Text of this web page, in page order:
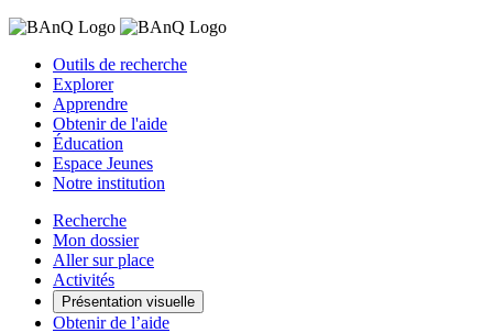
Outils de recherche
Explorer
Apprendre
Obtenir de l'aide
Éducation
Espace Jeunes
Notre institution
Recherche
Mon dossier
Aller sur place
Activités
Présentation visuelle
Obtenir de l’aide